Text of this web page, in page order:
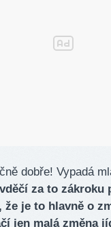
dobře! Vypadá
za to
je to hlavně o
jen malá změna